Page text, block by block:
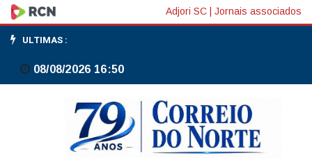
Transpetro
realiza
primeiro
abastecimento
Adjori SC Jornais associados
ULTIMAS :
08/08/2026 16:50